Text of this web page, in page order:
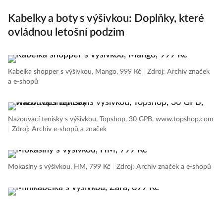
Kabelky a boty s výšivkou: Doplňky, které
ovládnou letošní podzim
Kabelka shopper s výšivkou, Mango, 999 Kč
Zdroj: Archiv značek
a e-shopů
Nazouvací tenisky s výšivkou, Topshop, 30 GPB, www.topshop.com
Zdroj: Archiv e-shopů a značek
Mokasíny s výšivkou, HM, 799 Kč Zdroj: Archiv značek a e-shopů